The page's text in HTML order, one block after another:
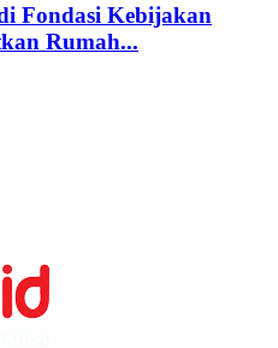
Fondasi Kebijakan
Rumah...